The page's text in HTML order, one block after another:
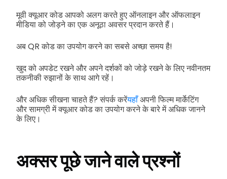
मूवी क्यूआर कोड आपको अलग करते हुए ऑनलाइन और ऑफलाइन
मीडिया को जोड़ने का एक अनूठा अवसर प्रदान करते हैं।
अब QR कोड का उपयोग करने का सबसे अच्छा समय है!
खुद को अपडेट रखने और अपने दर्शकों को जोड़े रखने के लिए नवीनतम
तकनीकी रुझानों के साथ आगे रहें।
और अधिक सीखना चाहते हैं? संपर्क करेंयहाँअपनी फिल्म मार्केटिंग
और सामग्री में क्यूआर कोड का उपयोग करने के बारे में अधिक जानने
के लिए।
अक्सर पूछे जाने वाले प्रश्नों